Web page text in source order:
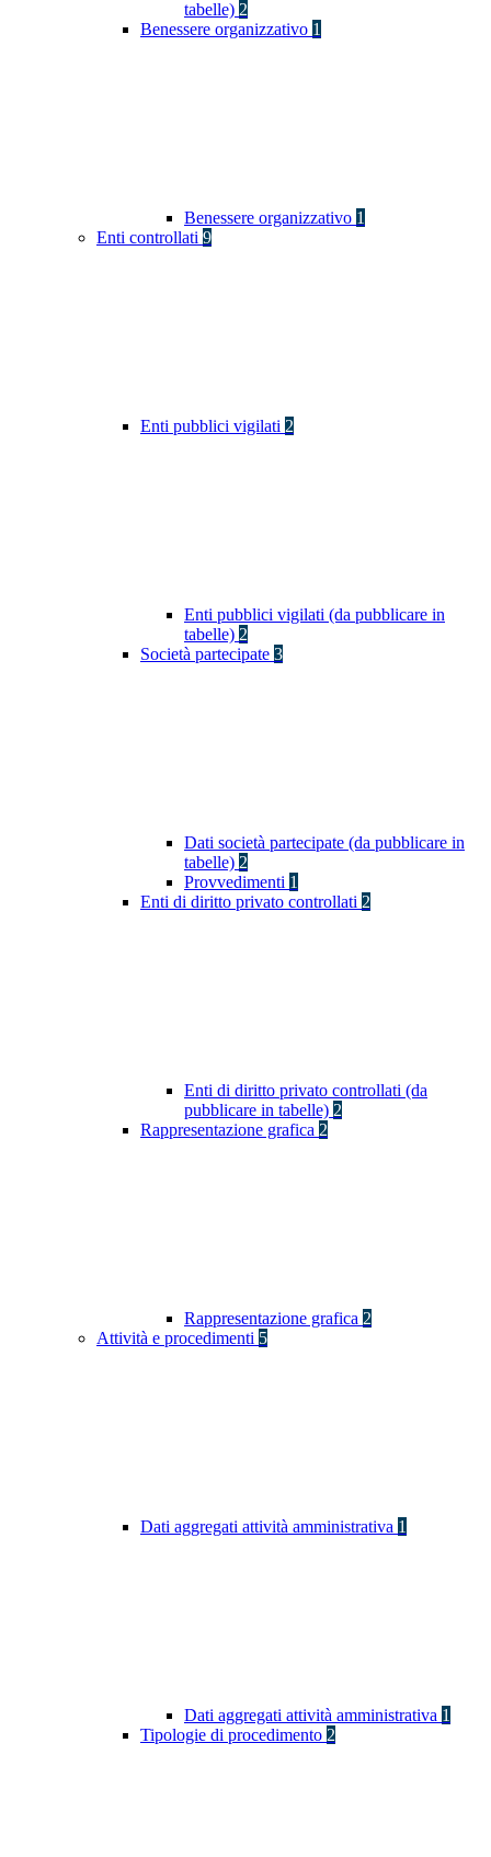
tabelle) 2
Benessere organizzativo 1
Benessere organizzativo 1
Enti controllati 9
Enti pubblici vigilati 2
Enti pubblici vigilati (da pubblicare in
tabelle) 2
Società partecipate 3
Dati società partecipate (da pubblicare in
tabelle) 2
Provvedimenti 1
Enti di diritto privato controllati 2
Enti di diritto privato controllati (da
pubblicare in tabelle) 2
Rappresentazione grafica 2
Rappresentazione grafica 2
Attività e procedimenti 5
Dati aggregati attività amministrativa 1
Dati aggregati attività amministrativa 1
Tipologie di procedimento 2